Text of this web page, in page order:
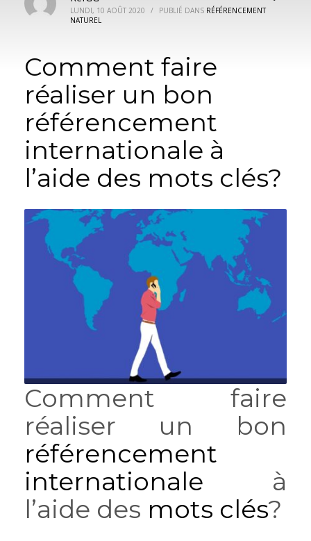
LUNDI, 10 AOÛT 2020 / PUBLIÉ DANS RÉFÉRENCEMENT
NATUREL
Comment faire
réaliser un bon
référencement
internationale à
l’aide des mots clés?
Comment faire
réaliser un bon
référencement
internationale à
l’aide des mots clés?